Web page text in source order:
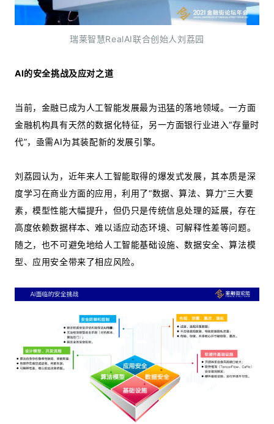
瑞莱智慧RealAI联合创始人刘荔园
AI的安全挑战及应对之道
当前，金融已成为人工智能发展最为迅猛的落地领域。一方面
金融机构具有天然的数据化特征，另一方面银行业进入“存量时
代”，亟需AI为其装配新的发展引擎。
刘荔园认为，近年来人工智能取得的爆发式发展，其本质是深
度学习在商业方面的应用，利用了“数据、算法、算力”三大要
素，模型性能大幅提升，但仍只是传统信息处理的延展，存在
高度依赖数据样本、难以适应动态环境、可解释性差等问题。
随之，也不可避免地给人工智能基础设施、数据安全、算法模
型、应用安全带来了相应风险。